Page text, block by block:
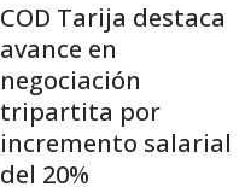
COD Tarija destaca
avance en
negociación
tripartita por
incremento salarial
del 20%